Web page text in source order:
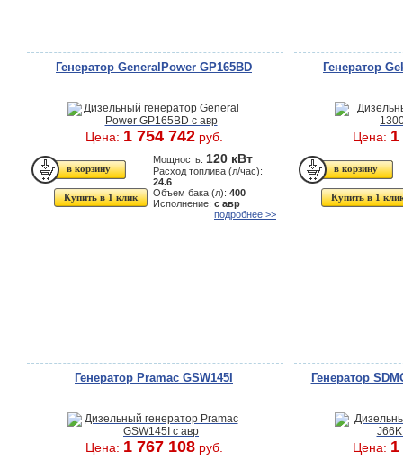
Генератор GeneralPower GP165BD
Цена: 1 754 742руб.
Купить в 1 клик
Мощность: 120 кВт
Расход топлива (л/час):
24.6
Объем бака (л): 400
Исполнение: с авр
подробнее >>
Генератор
Цена:
Купить в 1
Генератор Pramac GSW145I
Цена: 1 767 108руб.
Генератор
Цена: